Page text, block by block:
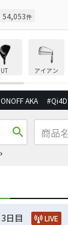
54,053件
UT アイアン
AKA #Qi4D
search
日目 LIVE